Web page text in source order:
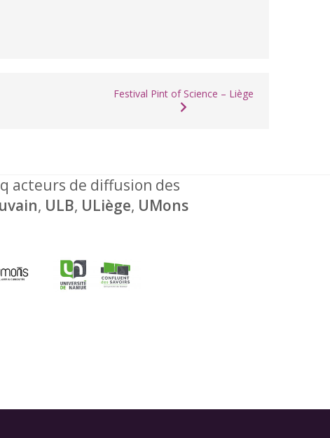
Festival Pint of Science – Liège
acteurs de diffusion des
, ULB, ULiège, UMons